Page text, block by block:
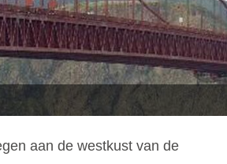
aan de westkust van de